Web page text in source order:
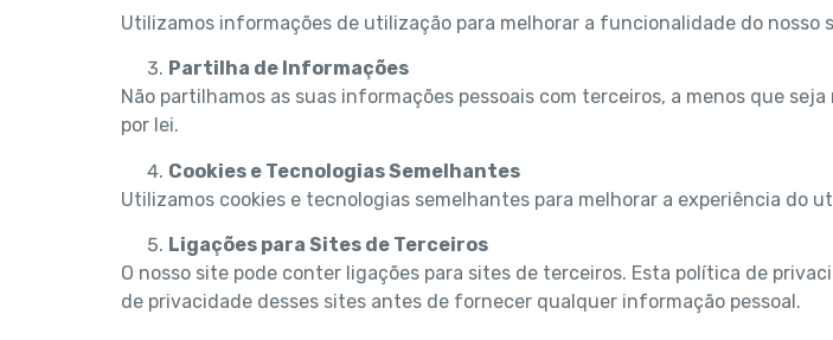
Utilizamos informações de utilização para melhorar a funcionalidade do nosso
Partilha de Informações
Não partilhamos as suas informações pessoais com terceiros, a menos que
por lei.
Cookies e Tecnologias Semelhantes
Utilizamos cookies e tecnologias semelhantes para melhorar a experiência do
Ligações para Sites de Terceiros
O nosso site pode conter ligações para sites de terceiros. Esta política de
de privacidade desses sites antes de fornecer qualquer informação pessoal.